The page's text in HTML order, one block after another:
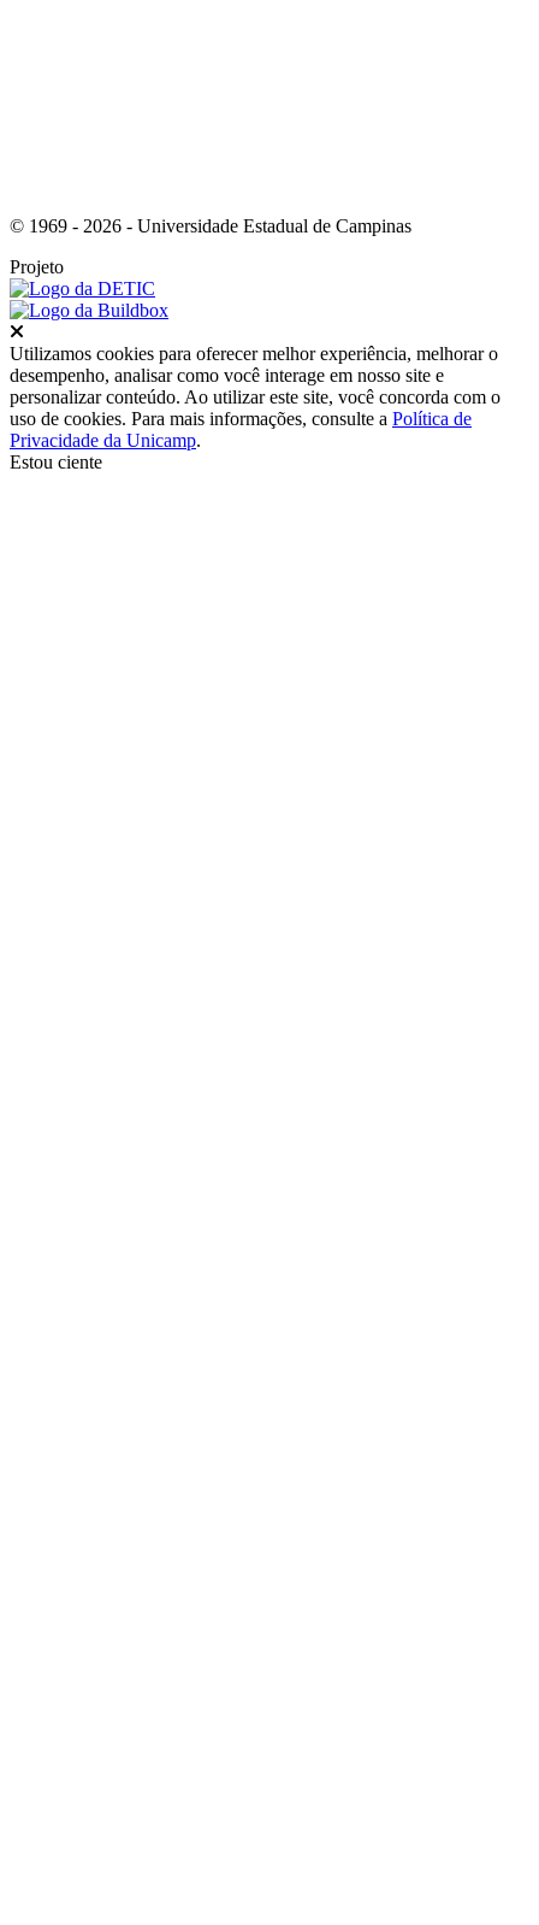
© 1969 - 2026 - Universidade Estadual de Campinas
Projeto
Utilizamos cookies para oferecer melhor experiência, melhorar o
desempenho, analisar como você interage em nosso site e
personalizar conteúdo. Ao utilizar este site, você concorda com o
uso de cookies. Para mais informações, consulte a Política de
Privacidade da Unicamp.
Estou ciente